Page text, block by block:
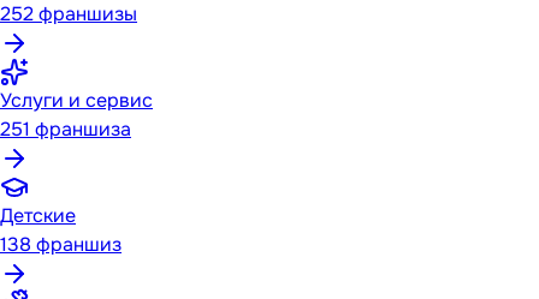
252франшизы
Услуги и сервис
251 франшиза
Детские
138 франшиз